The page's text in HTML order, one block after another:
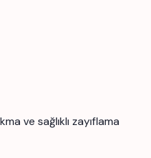
ve sağlıklı zayıflama